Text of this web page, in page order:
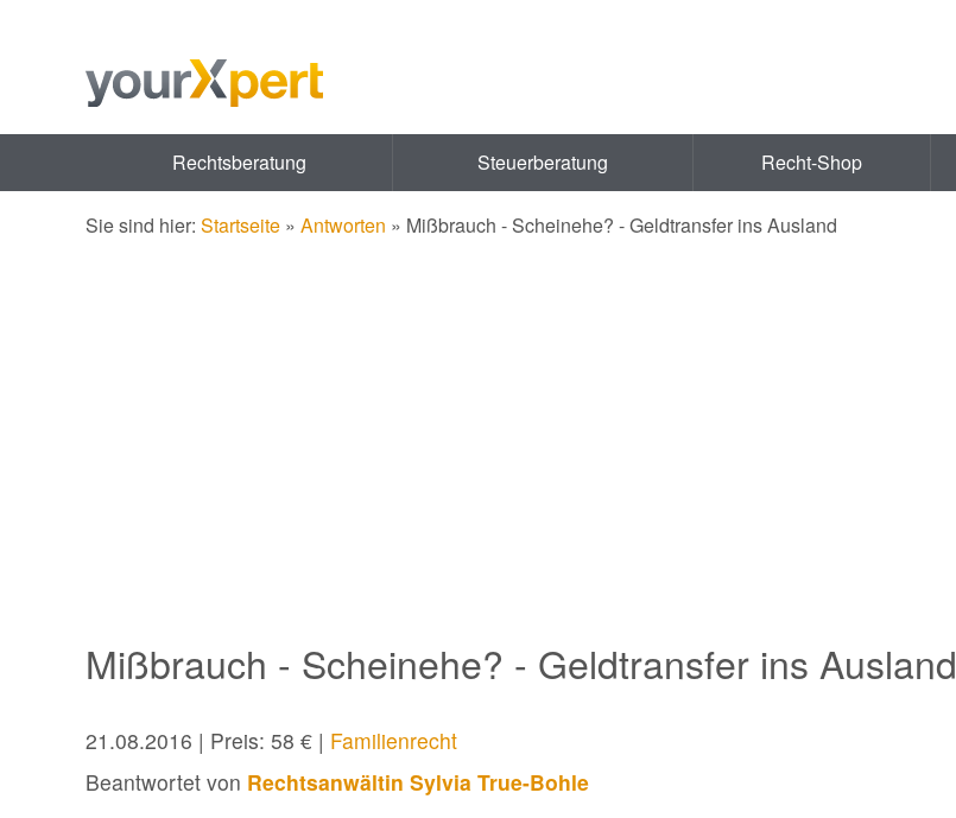
Rechtsberatung Steuerberatung Recht-Shop
Sie sind hier: Startseite » Antworten » Mißbrauch - Scheinehe? - Geldtransfer ins Ausland
Mißbrauch - Scheinehe? - Geldtransfer ins Ausland
21.08.2016 | Preis: 58 € | Familienrecht
Beantwortet von Rechtsanwältin Sylvia True-Bohle